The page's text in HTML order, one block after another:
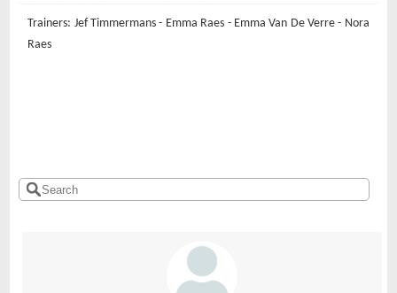
Trainers: Jef Timmermans - Emma Raes - Emma Van De Verre - Nora
Raes